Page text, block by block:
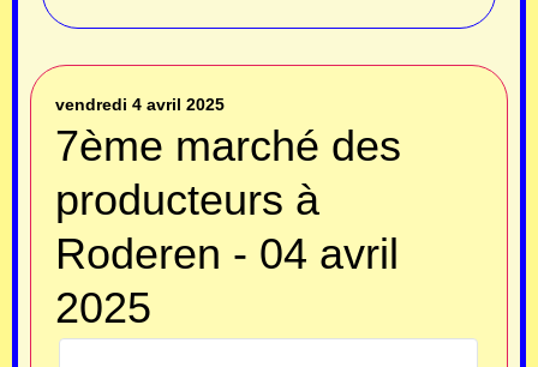
vendredi 4 avril 2025
7ème marché des
producteurs à
Roderen - 04 avril
2025